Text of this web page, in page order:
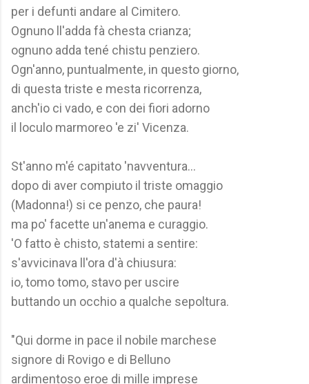
per i defunti andare al Cimitero.
Ognuno ll'adda fà chesta crianza;
ognuno adda tené chistu penziero.
Ogn'anno, puntualmente, in questo giorno,
di questa triste e mesta ricorrenza,
anch'io ci vado, e con dei fiori adorno
il loculo marmoreo 'e zi' Vicenza.
St'anno m'é capitato 'navventura...
dopo di aver compiuto il triste omaggio
(Madonna!) si ce penzo, che paura!
ma po' facette un'anema e curaggio.
'O fatto è chisto, statemi a sentire:
s'avvicinava ll'ora d'à chiusura:
io, tomo tomo, stavo per uscire
buttando un occhio a qualche sepoltura.
"Qui dorme in pace il nobile marchese
signore di Rovigo e di Belluno
ardimentoso eroe di mille imprese